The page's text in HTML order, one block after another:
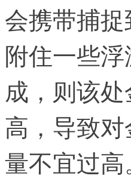
会携带捕
附住一些
成，则该
高，导致
量不宜过高